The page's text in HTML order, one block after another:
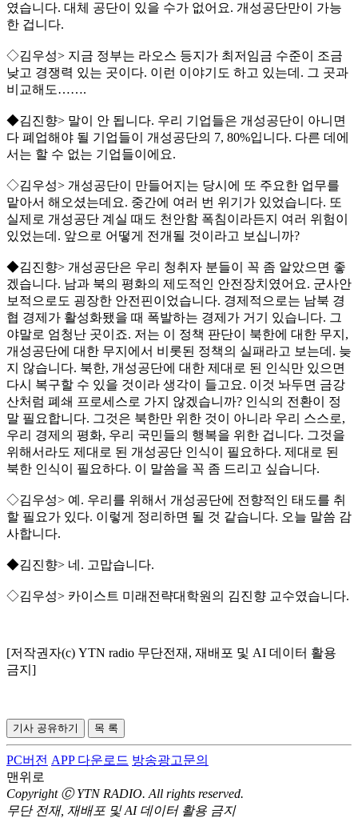
였습니다. 대체 공단이 있을 수가 없어요. 개성공단만이 가능
한 겁니다.
◇김우성> 지금 정부는 라오스 등지가 최저임금 수준이 조금
낮고 경쟁력 있는 곳이다. 이런 이야기도 하고 있는데. 그 곳과
비교해도…….
◆김진향> 말이 안 됩니다. 우리 기업들은 개성공단이 아니면
다 폐업해야 될 기업들이 개성공단의 7, 80%입니다. 다른 데에
서는 할 수 없는 기업들이에요.
◇김우성> 개성공단이 만들어지는 당시에 또 주요한 업무를
맡아서 해오셨는데요. 중간에 여러 번 위기가 있었습니다. 또
실제로 개성공단 계실 때도 천안함 폭침이라든지 여러 위험이
있었는데. 앞으로 어떻게 전개될 것이라고 보십니까?
◆김진향> 개성공단은 우리 청취자 분들이 꼭 좀 알았으면 좋
겠습니다. 남과 북의 평화의 제도적인 안전장치였어요. 군사안
보적으로도 굉장한 안전핀이었습니다. 경제적으로는 남북 경
협 경제가 활성화됐을 때 폭발하는 경제가 거기 있습니다. 그
야말로 엄청난 곳이죠. 저는 이 정책 판단이 북한에 대한 무지,
개성공단에 대한 무지에서 비롯된 정책의 실패라고 보는데. 늦
지 않습니다. 북한, 개성공단에 대한 제대로 된 인식만 있으면
다시 복구할 수 있을 것이라 생각이 들고요. 이것 놔두면 금강
산처럼 폐쇄 프로세스로 가지 않겠습니까? 인식의 전환이 정
말 필요합니다. 그것은 북한만 위한 것이 아니라 우리 스스로,
우리 경제의 평화, 우리 국민들의 행복을 위한 겁니다. 그것을
위해서라도 제대로 된 개성공단 인식이 필요하다. 제대로 된
북한 인식이 필요하다. 이 말씀을 꼭 좀 드리고 싶습니다.
◇김우성> 예. 우리를 위해서 개성공단에 전향적인 태도를 취
할 필요가 있다. 이렇게 정리하면 될 것 같습니다. 오늘 말씀 감
사합니다.
◆김진향> 네. 고맙습니다.
◇김우성> 카이스트 미래전략대학원의 김진향 교수였습니다.
[저작권자(c) YTN radio 무단전재, 재배포 및 AI 데이터 활용
금지]
기사 공유하기 목 록
PC버전 APP 다운로드 방송광고문의
맨위로
Copyright Ⓒ YTN RADIO. All rights reserved.
무단 전재, 재배포 및 AI 데이터 활용 금지